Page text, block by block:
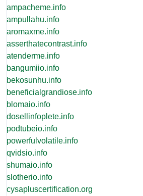
ampacheme.info
ampullahu.info
aromaxme.info
asserthatecontrast.info
atenderme.info
bangumiio.info
bekosunhu.info
beneficialgrandiose.info
blomaio.info
dosellinfoplete.info
podtubeio.info
powerfulvolatile.info
qvidsio.info
shumaio.info
slotherio.info
cysapluscertification.org